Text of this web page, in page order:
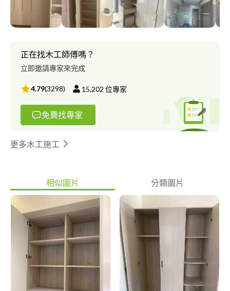
正在找木工師傅嗎？
立即邀請專家來完成
4.79(3298) 15,202 位專家
免費找專家
更多木工施工
相似圖片 分類圖片